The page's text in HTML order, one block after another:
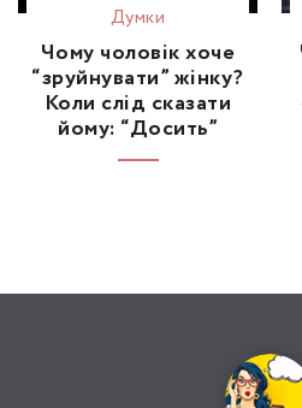
Думки
Чому чоловік хоче
“зруйнувати” жінку?
Коли слід сказати
йому: “Досить”